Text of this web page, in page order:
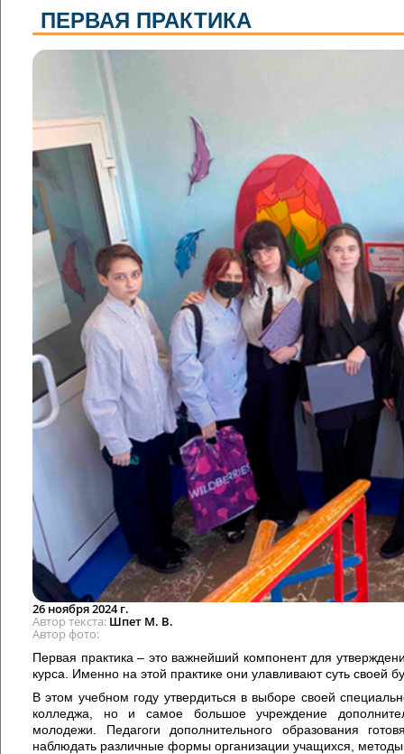
ПЕРВАЯ ПРАКТИКА
26 ноября 2024 г.
Автор текста Шпет М. В.
Автор фото
Первая практика – это важнейший компонент для
курса. Именно на этой практике они улавливают суть своей
В этом учебном году утвердиться в выборе своей
колледжа, но и самое большое учреждение
молодежи. Педагоги дополнительного образования
наблюдать различные формы организации учащихся,